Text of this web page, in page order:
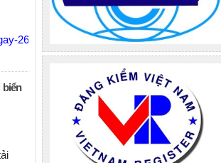
26-4-2023.pdf
biển